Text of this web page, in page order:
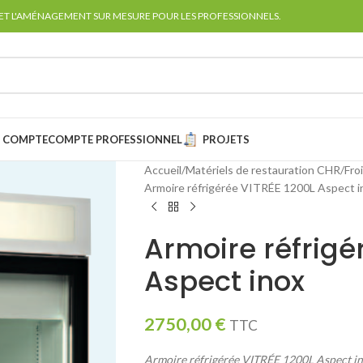
L'AMÉNAGEMENT SUR MESURE POUR LES PROFESSIONNELS.
COMPTE PROFESSIONNEL PROJETS
Accueil Matériels de restauration CHR
Armoire réfrigérée VITRÉE 1200L Aspect
Armoire
Aspect inox
2750,00€ TTC
Armoire réfrigérée VITRÉE 1200L Aspect